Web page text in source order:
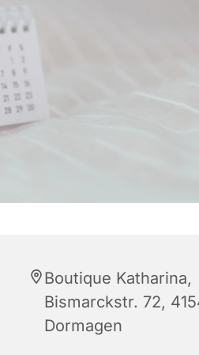
Boutique Katharina,
Bismarckstr. 72,
Dormagen